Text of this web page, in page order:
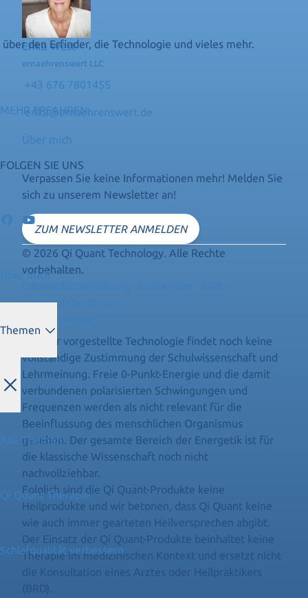
über den Erfinder, die Technologie und vieles mehr.
MEHR ERFAHREN
FOLGEN SIE UNS
Über mich
Themen
Alle Themen
Qi Quant Therapie
Schlafqualität verbessern
Erika West
ernaehrenswert LLC
+43 676 7801455
erika@ernaehrenswert.de
Über mich
Verpassen Sie keine Informationen mehr! Melden Sie
sich zu unserem Newsletter an!
ZUM NEWSLETTER ANMELDEN
© 2026 Qi Quant Technology. Alle Rechte
vorbehalten.
Widerrufsbelehrung
Die hier vorgestellte Technologie findet noch keine
vollständige Zustimmung der Schulwissenschaft und
Lehrmeinung. Freie 0-Punkt-Energie und die damit
verbundenen polarisierten Schwingungen und
Frequenzen werden als nicht relevant für die
Beeinflussung des menschlichen Organismus
gesehen. Der gesamte Bereich der Energetik ist für
die klassische Wissenschaft noch nicht
nachvollziehbar.
Folglich sind die Qi Quant-Produkte keine
Heilprodukte und wir betonen, dass Qi Quant keine
wie auch immer gearteten Heilversprechen abgibt.
Der Einsatz der Qi Quant-Produkte beinhaltet keine
Therapie im medizinischen Kontext und ersetzt nicht
die Konsultation eines Arztes oder Heilpraktikers